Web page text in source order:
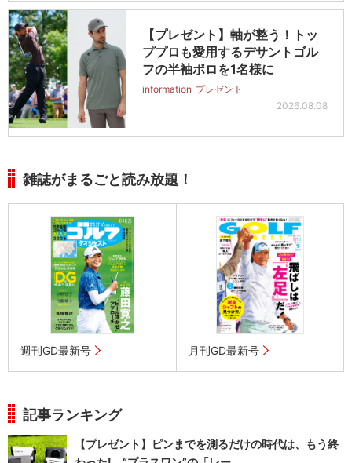
【プレゼント】軸が整う！トッ
ププロも愛用するデサントゴル
フの半袖ポロを1名様に
information プレゼント
2026.08.08
雑誌がまるごと読み放題！
週刊GD最新号 月刊GD最新号
記事ランキング
【プレゼント】ピンまでを測るだけの時代は、もう終